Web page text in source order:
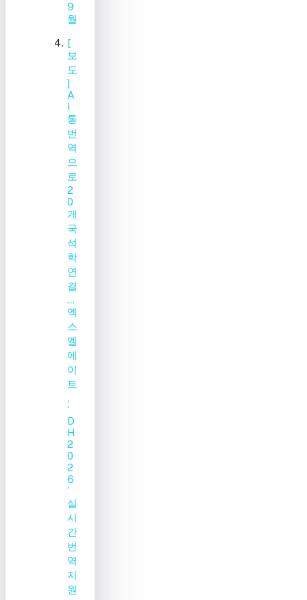
9
월
[
보
도
]
A
I
통
번
역
으
로
2
0
개
국
석
학
연
결
…
엑
스
엘
에
이
트
‘
D
H
2
0
2
6
’
실
시
간
번
역
지
원